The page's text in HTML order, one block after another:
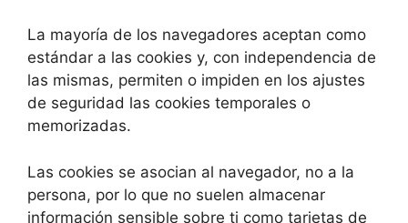
La mayoría de los navegadores aceptan como
estándar a las cookies y, con independencia de
las mismas, permiten o impiden en los ajustes
de seguridad las cookies temporales o
memorizadas.
Las cookies se asocian al navegador, no a la
persona, por lo que no suelen almacenar
información sensible sobre ti como tarjetas de